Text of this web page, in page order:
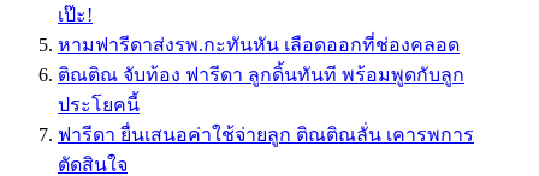
เป๊ะ!
หามฟารีดาส่งรพ.กะทันหัน เลือดออกที่ช่องคลอด
ติณติณ จับท้อง ฟารีดา ลูกดิ้นทันที พร้อมพูดกับลูก
ประโยคนี้
ฟารีดา ยื่นเสนอค่าใช้จ่ายลูก ติณติณลั่น เคารพการ
ตัดสินใจ